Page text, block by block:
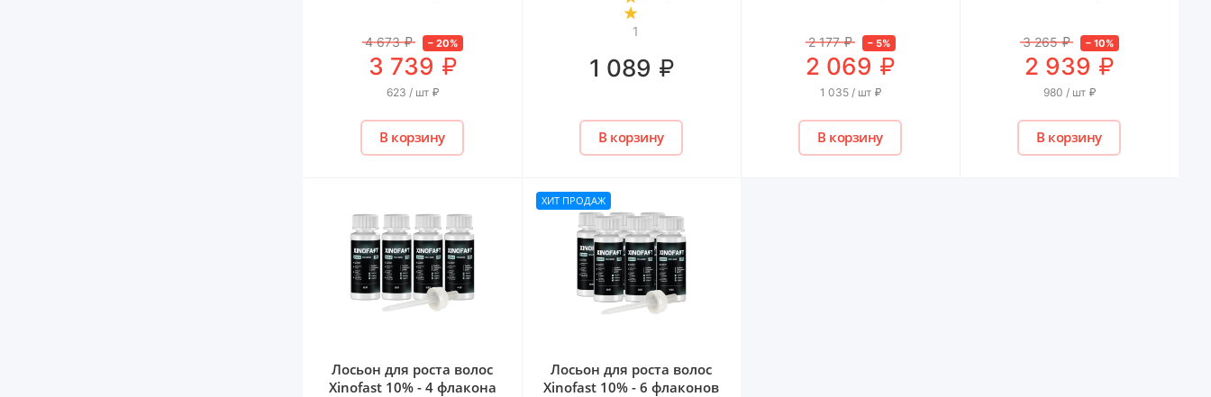
4 673 ₽ – 20%
3 739 ₽
623 / шт ₽
В корзину
1
1 089 ₽
В корзину
2 177 ₽ – 5%
2 069 ₽
1 035 / шт ₽
В корзину
3 265 ₽ – 10%
2 939 ₽
980 / шт ₽
В корзину
Лосьон для роста волос
Xinofast 10% - 4 флакона
ХИТ ПРОДАЖ
Лосьон для роста волос
Xinofast 10% - 6 флаконов